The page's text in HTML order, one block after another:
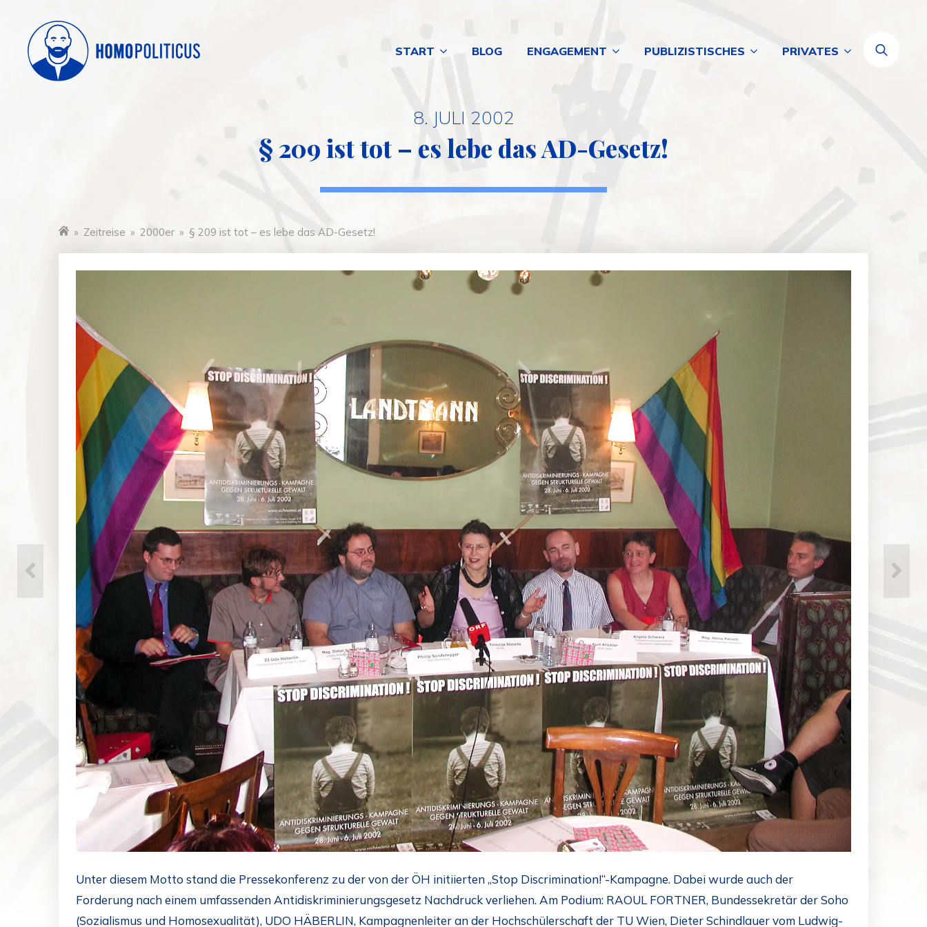
START BLOG ENGAGEMENT PUBLIZISTISCHES PRIVATES
8. JULI 2002
§ 209 ist tot – es lebe das AD-Gesetz!
» Zeitreise » 2000er » § 209 ist tot – es lebe das AD-Gesetz!
Unter diesem Motto stand die Pressekonferenz zu der von der ÖH initiierten „Stop Discrimination!“-Kampagne. Dabei wurde auch der
Forderung nach einem umfassenden Antidiskriminierungsgesetz Nachdruck verliehen. Am Podium: RAOUL FORTNER, Bundessekretär der Soho
(Sozialismus und Homosexualität), UDO HÄBERLIN, Kampagnenleiter an der Hochschülerschaft der TU Wien, Dieter Schindlauer vom Ludwig-